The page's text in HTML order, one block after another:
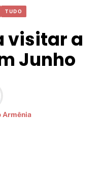
TUDO
visitar a
Junho
Armênia